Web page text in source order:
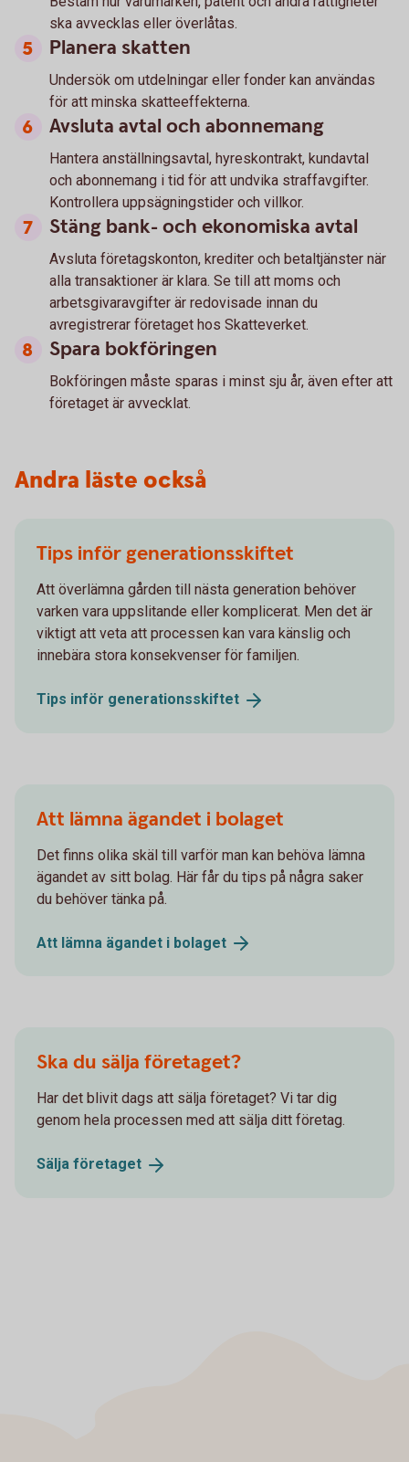
ska avvecklas eller överlåtas.
Planera skatten
Undersök om utdelningar eller fonder kan användas
för att minska skatteeffekterna.
Avsluta avtal och abonnemang
Hantera anställningsavtal, hyreskontrakt, kundavtal
och abonnemang i tid för att undvika straffavgifter.
Kontrollera uppsägningstider och villkor.
Stäng bank- och ekonomiska avtal
Avsluta företagskonton, krediter och betaltjänster när
alla transaktioner är klara. Se till att moms och
arbetsgivaravgifter är redovisade innan du
avregistrerar företaget hos Skatteverket.
Spara bokföringen
Bokföringen måste sparas i minst sju år, även efter att
företaget är avvecklat.
Andra läste också
Tips inför generationsskiftet
Att överlämna gården till nästa generation behöver
varken vara uppslitande eller komplicerat. Men det är
viktigt att veta att processen kan vara känslig och
innebära stora konsekvenser för familjen.
Tips inför generations­skiftet
Att lämna ägandet i bolaget
Det finns olika skäl till varför man kan behöva lämna
ägandet av sitt bolag. Här får du tips på några saker
du behöver tänka på.
Att lämna ägandet i bolaget
Ska du sälja företaget?
Har det blivit dags att sälja företaget? Vi tar dig
genom hela processen med att sälja ditt företag.
Sälja företaget